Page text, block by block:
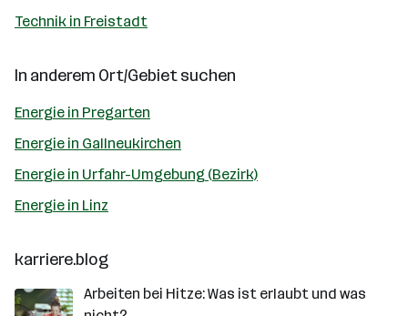
Technik in Freistadt
In anderem Ort/Gebiet suchen
Energie in Pregarten
Energie in Gallneukirchen
Energie in Urfahr-Umgebung (Bezirk)
Energie in Linz
karriere.blog
Arbeiten bei Hitze: Was ist erlaubt und was